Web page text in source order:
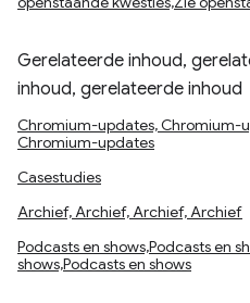
Gerelateerde inhoud,
inhoud, gerelateerde inhoud
Chromium-updates, Chromium-
Chromium-updates
Casestudies
Archief, Archief, Archief, Archief
Podcasts en shows,Podcasts en
shows,Podcasts en shows